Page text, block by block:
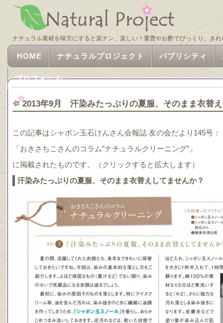
ナチュラル素材を味方にすると楽チン、楽しい！重曹やお酢でびっくり、きれ
HOME ナチュラルプロジェクト パブリシティ
プロフィール
2013年9月 汗染みたっぷりの夏服、そのまま衣替
この記事はシャボン玉石けんさん会報誌 友の会だより145号：
「おきさちこさんのコラム”ナチュラルクリーニング”」
に掲載されたものです。（クリックすると拡大します）
汗染みたっぷりの夏服、そのまま衣替えしてませんか？